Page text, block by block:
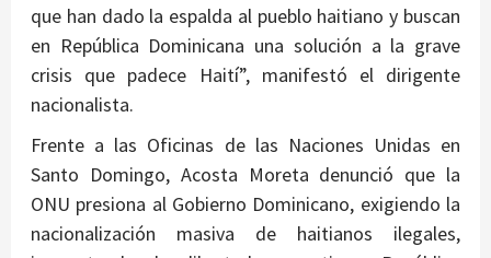
que han dado la espalda al pueblo haitiano y buscan
en República Dominicana una solución a la grave
crisis que padece Haití”, manifestó el dirigente
nacionalista.
Frente a las Oficinas de las Naciones Unidas en
Santo Domingo, Acosta Moreta denunció que la
ONU presiona al Gobierno Dominicano, exigiendo la
nacionalización masiva de haitianos ilegales,